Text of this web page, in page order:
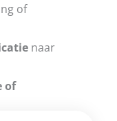
of
naar
of